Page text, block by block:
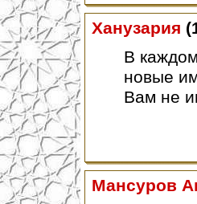
Ханузария
В
новые
Вам не
Мансуров